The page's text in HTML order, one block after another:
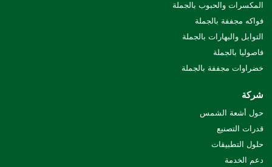
المكسرات والحبوب بالجملة
فواكه مجففة بالجملة
التوابل والبهارات بالجملة
فاصوليا بالجملة
خضراوات مجففة بالجملة
شركة
حول أشعة الشمس
قدرات التصنيع
حلول التطبيقات
دعم الخدمة